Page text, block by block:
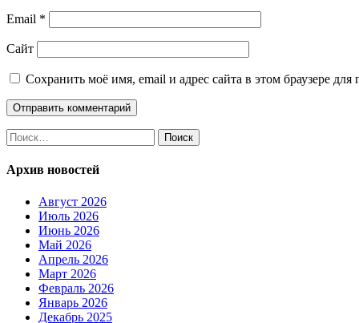
Email *
Сайт
Сохранить моё имя, email и адрес сайта в этом браузере
Найти:
Архив новостей
Август 2026
Июль 2026
Июнь 2026
Май 2026
Апрель 2026
Март 2026
Февраль 2026
Январь 2026
Декабрь 2025